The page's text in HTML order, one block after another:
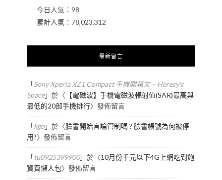
今日人氣： 98
累計人氣： 78,023,312
最新留言
「Sony Xperia XZ1 Compact 手機開箱文 – Heresy's
Space」於〈 【電磁波】手機電磁波輻射值(SAR)最高與
最低的20部手機排行〉發佈留言
「kgo」於〈臉書開始言論管制嗎 ? 臉書帳號為何被停
用?〉發佈留言
「tu0925399900」於〈10月份千元以下4G上網吃到飽
資費懶人包〉發佈留言